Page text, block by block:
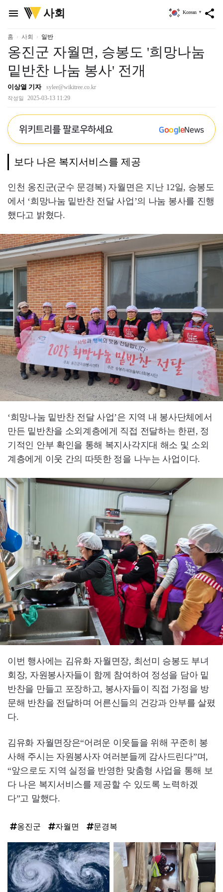
menu
위
키
리
사회 share
Korean ▼
홈 사회 일반
옹진군 자월면, 승봉도 '희망나눔
밑반찬 나눔 봉사' 전개
이상열 기자 sylee@wikitree.co.kr
작성일 2025-03-13 11:29
위키트리를 팔로우하세요 GoogleNews
보다 나은 복지서비스를 제공
인천 옹진군(군수 문경복) 자월면은 지난 12일, 승봉도
에서 ‘희망나눔 밑반찬 전달 사업’의 나눔 봉사를 진행
했다고 밝혔다.
‘희망나눔 밑반찬 전달 사업’은 지역 내 봉사단체에서
만든 밑반찬을 소외계층에게 직접 전달하는 한편, 정
기적인 안부 확인을 통해 복지사각지대 해소 및 소외
계층에게 이웃 간의 따뜻한 정을 나누는 사업이다.
이번 행사에는 김유화 자월면장, 최선미 승봉도 부녀
회장, 자원봉사자들이 함께 참여하여 정성을 담아 밑
반찬을 만들고 포장하고, 봉사자들이 직접 가정을 방
문해 반찬을 전달하며 어른신들의 건강과 안부를 살폈
다.
김유화 자월면장은“어려운 이웃들을 위해 꾸준히 봉
사해 주시는 자원봉사자 여러분들께 감사드린다”며,
“앞으로도 지역 실정을 반영한 맞춤형 사업을 통해 보
다 나은 복지서비스를 제공할 수 있도록 노력하겠
다”고 말했다.
옹진군 자월면 문경복
탑
라
인